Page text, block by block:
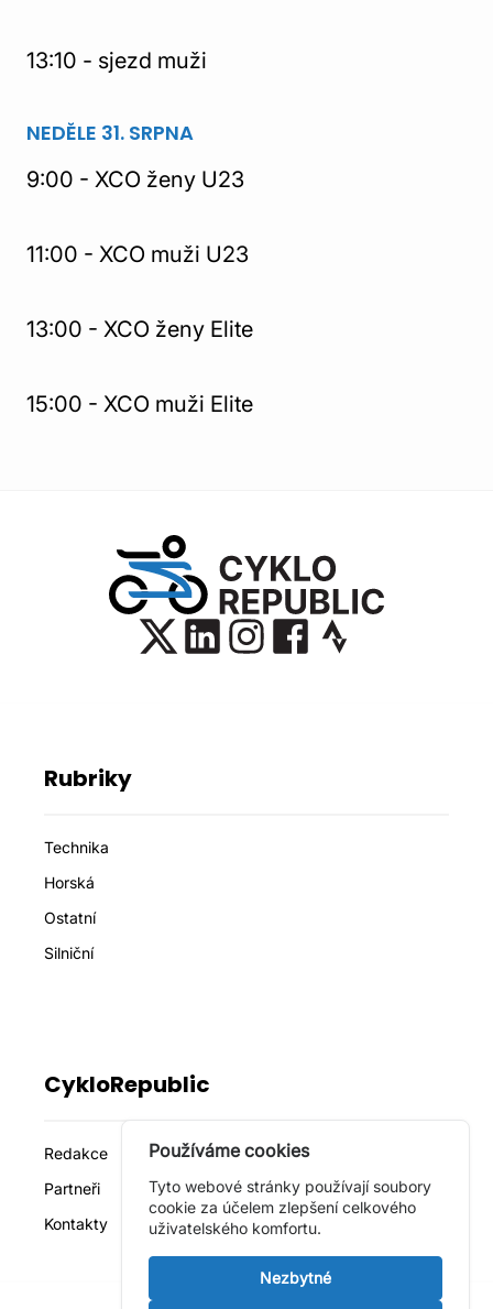
13:10 - sjezd muži
NEDĚLE 31. SRPNA
9:00 - XCO ženy U23
11:00 - XCO muži U23
13:00 - XCO ženy Elite
15:00 - XCO muži Elite
Rubriky
Technika
Horská
Ostatní
Silniční
CykloRepublic
Redakce
Partneři
Kontakty
Používáme cookies
Tyto webové stránky používají soubory
cookie za účelem zlepšení celkového
uživatelského komfortu.
Nezbytné